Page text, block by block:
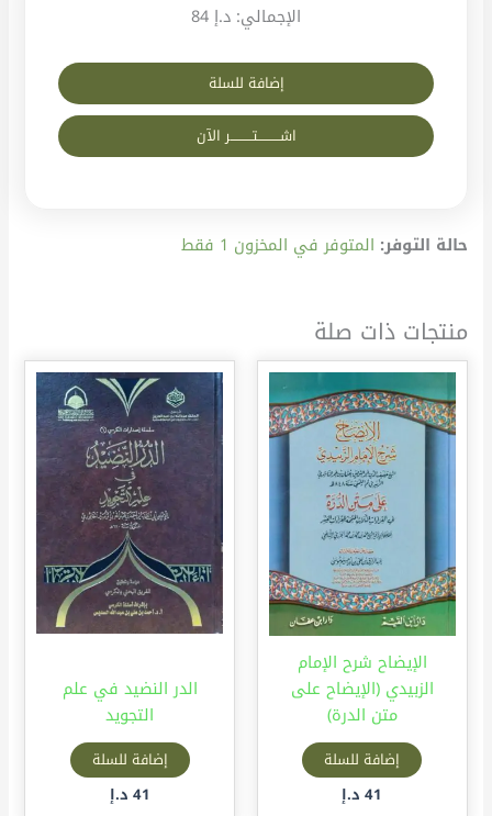
حالة التوفر: المتوفر في المخزون 1 فقط
إضافة للسلة
اشــــــــــتــــــــــر الآن
الإجمالي: د.إ 84
منتجات ذات صلة
الإيضاح شرح الإمام
الزبيدي (الإيضاح على
متن الدرة)
إضافة للسلة
41 د.إ
الدر النضيد في علم
التجويد
إضافة للسلة
41 د.إ